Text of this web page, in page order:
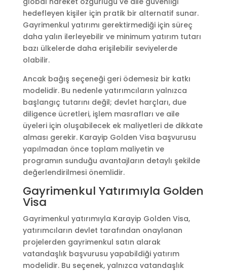
hedefleyen kişiler için pratik bir alternatif sunar.
Gayrimenkul yatırımı gerektirmediği için süreç
daha yalın ilerleyebilir ve minimum yatırım tutarı
bazı ülkelerde daha erişilebilir seviyelerde
olabilir.
Ancak bağış seçeneği geri ödemesiz bir katkı
modelidir. Bu nedenle yatırımcıların yalnızca
başlangıç tutarını değil; devlet harçları, due
diligence ücretleri, işlem masrafları ve aile
üyeleri için oluşabilecek ek maliyetleri de dikkate
alması gerekir. Karayip Golden Visa başvurusu
yapılmadan önce toplam maliyetin ve
programın sunduğu avantajların detaylı şekilde
değerlendirilmesi önemlidir.
Gayrimenkul Yatırımıyla Golden
Visa
Gayrimenkul yatırımıyla Karayip Golden Visa,
yatırımcıların devlet tarafından onaylanan
projelerden gayrimenkul satın alarak
vatandaşlık başvurusu yapabildiği yatırım
modelidir. Bu seçenek, yalnızca vatandaşlık